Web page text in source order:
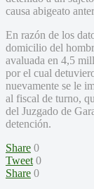
causa abigeato
En razón de los
domicilio del
avaluada en 4,5
por el cual
nuevamente se le
al fiscal de turno,
del Juzgado de
detención.
Share 0
Tweet 0
Share 0